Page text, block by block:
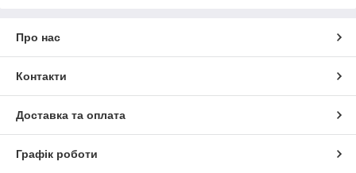
Про нас
Контакти
Доставка та оплата
Графік роботи